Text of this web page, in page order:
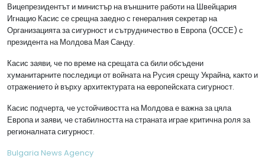
Вицепрезидентът и министър на външните работи на Швейцария
Игнацио Касис се срещна заедно с генералния секретар на
Организацията за сигурност и сътрудничество в Европа (ОССЕ) с
президента на МолдоваМая Санду.
Касис заяви, че по време на срещата са били обсъдени
хуманитарните последици от войната на Русия срещу Украйна, както и
отражението ѝ върху архитектурата на европейската сигурност.
Касис подчерта, че устойчивостта на Молдова е важна за цяла
Европа и заяви, че стабилността на страната играе критична роля за
регионалната сигурност.
Bulgaria News Agency